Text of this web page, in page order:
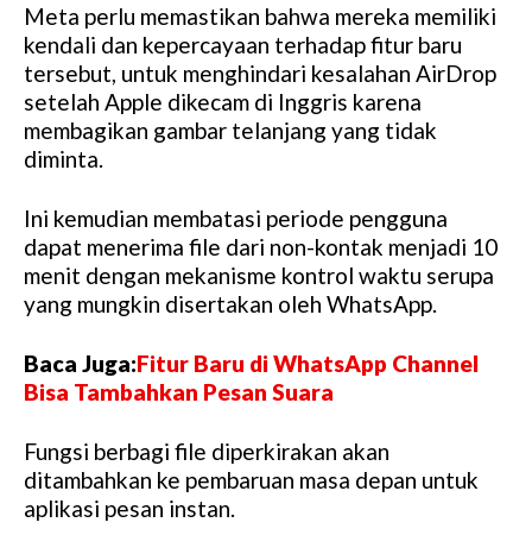
Meta perlu memastikan bahwa mereka memiliki
kendali dan kepercayaan terhadap fitur baru
tersebut, untuk menghindari kesalahan AirDrop
setelah Apple dikecam di Inggris karena
membagikan gambar telanjang yang tidak
diminta.
Ini kemudian membatasi periode pengguna
dapat menerima file dari non-kontak menjadi 10
menit dengan mekanisme kontrol waktu serupa
yang mungkin disertakan oleh WhatsApp.
Baca Juga:Fitur Baru di WhatsApp Channel
Bisa Tambahkan Pesan Suara
Fungsi berbagi file diperkirakan akan
ditambahkan ke pembaruan masa depan untuk
aplikasi pesan instan.